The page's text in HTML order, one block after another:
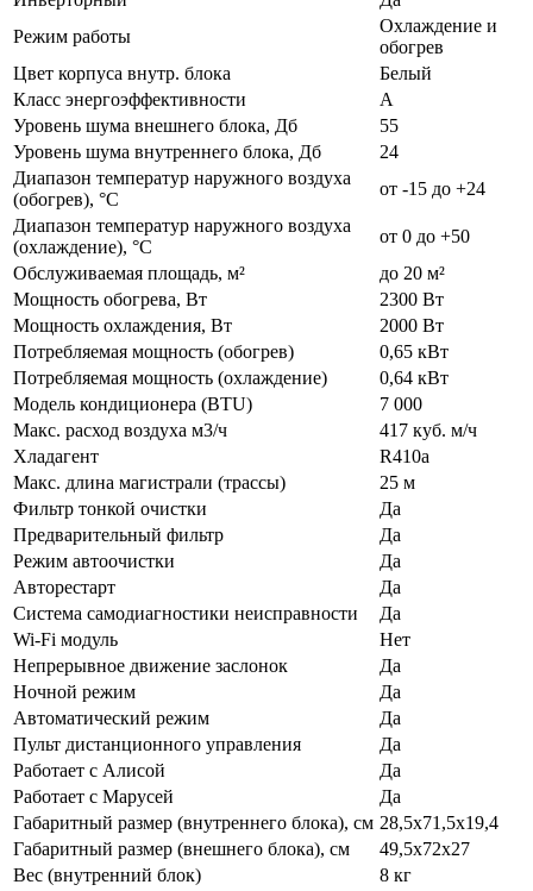
Режим работы
Охлаждение и
обогрев
Цвет корпуса внутр. блока
Белый
Класс энергоэффективности
А
Уровень шума внешнего блока, Дб
55
Уровень шума внутреннего блока, Дб
24
Диапазон температур наружного воздуха
(обогрев), °C
от -15 до +24
Диапазон температур наружного воздуха
(охлаждение), °C
от 0 до +50
Обслуживаемая площадь, м²
до 20 м²
Мощность обогрева, Вт
2300 Вт
Мощность охлаждения, Вт
2000 Вт
Потребляемая мощность (обогрев)
0,65 кВт
Потребляемая мощность (охлаждение)
0,64 кВт
Модель кондиционера (BTU)
7 000
Макс. расход воздуха м3/ч
417 куб. м/ч
Хладагент
R410а
Макс. длина магистрали (трассы)
25 м
Фильтр тонкой очистки
Да
Предварительный фильтр
Да
Режим автоочистки
Да
Авторестарт
Да
Система самодиагностики неисправности
Да
Wi-Fi модуль
Нет
Непрерывное движение заслонок
Да
Ночной режим
Да
Автоматический режим
Да
Пульт дистанционного управления
Да
Работает с Алисой
Да
Работает с Марусей
Да
Габаритный размер (внутреннего блока), см 28,5х71,5х19,4
Габаритный размер (внешнего блока), см
49,5х72х27
Вес (внутренний блок)
8 кг